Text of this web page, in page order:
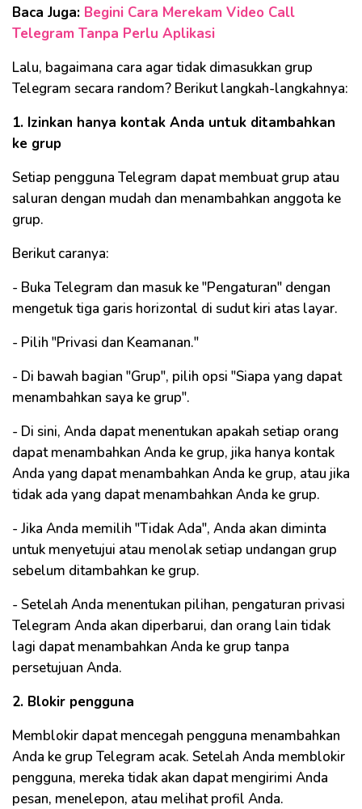
Baca Juga: Begini Cara Merekam Video Call
Telegram Tanpa Perlu Aplikasi
Lalu, bagaimana cara agar tidak dimasukkan grup
Telegram secara random? Berikut langkah-langkahnya:
1. Izinkan hanya kontak Anda untuk ditambahkan
ke grup
Setiap pengguna Telegram dapat membuat grup atau
saluran dengan mudah dan menambahkan anggota ke
grup.
Berikut caranya:
- Buka Telegram dan masuk ke "Pengaturan" dengan
mengetuk tiga garis horizontal di sudut kiri atas layar.
- Pilih "Privasi dan Keamanan."
- Di bawah bagian "Grup", pilih opsi "Siapa yang dapat
menambahkan saya ke grup".
- Di sini, Anda dapat menentukan apakah setiap orang
dapat menambahkan Anda ke grup, jika hanya kontak
Anda yang dapat menambahkan Anda ke grup, atau jika
tidak ada yang dapat menambahkan Anda ke grup.
- Jika Anda memilih "Tidak Ada", Anda akan diminta
untuk menyetujui atau menolak setiap undangan grup
sebelum ditambahkan ke grup.
- Setelah Anda menentukan pilihan, pengaturan privasi
Telegram Anda akan diperbarui, dan orang lain tidak
lagi dapat menambahkan Anda ke grup tanpa
persetujuan Anda.
2. Blokir pengguna
Memblokir dapat mencegah pengguna menambahkan
Anda ke grup Telegram acak. Setelah Anda memblokir
pengguna, mereka tidak akan dapat mengirimi Anda
pesan, menelepon, atau melihat profil Anda.